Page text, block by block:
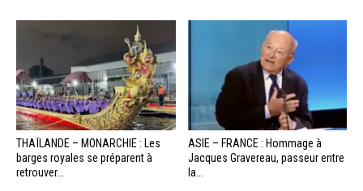
THAÏLANDE – MONARCHIE : Les
barges royales se préparent à
retrouver...
ASIE – FRANCE : Hommage à
Jacques Gravereau, passeur entre
la...